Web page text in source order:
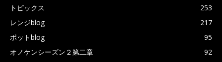
トピックス
253
レンジblog
217
ポットblog
95
オノケンシーズン２第二章
92